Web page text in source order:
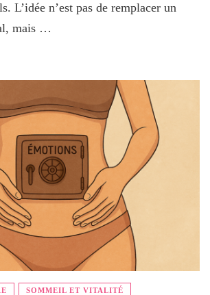
L’idée n’est pas de remplacer un
mais …
SOMMEIL ET VITALITÉ